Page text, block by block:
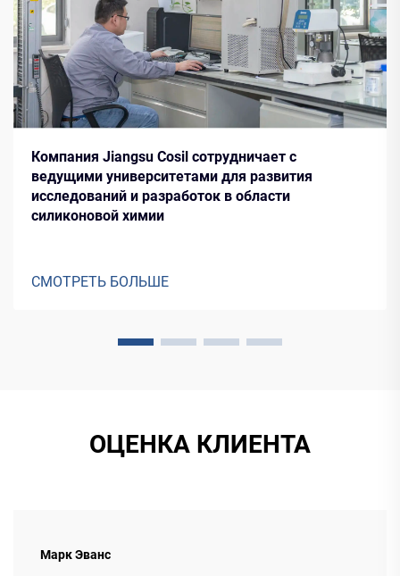
Компания Jiangsu Cosil сотрудничает с
ведущими университетами для развития
исследований и разработок в области
силиконовой химии
СМОТРЕТЬ БОЛЬШЕ
ОЦЕНКА КЛИЕНТА
Марк Эванс